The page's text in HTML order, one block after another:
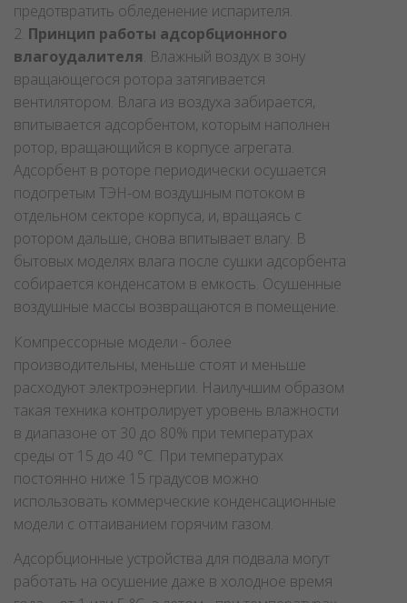
предотвратить обледенение испарителя.
2. Принцип работы адсорбционного
влагоудалителя. Влажный воздух в зону
вращающегося ротора затягивается
вентилятором. Влага из воздуха забирается,
впитывается адсорбентом, которым наполнен
ротор, вращающийся в корпусе агрегата.
Адсорбент в роторе периодически осушается
подогретым ТЭН-ом воздушным потоком в
отдельном секторе корпуса, и, вращаясь с
ротором дальше, снова впитывает влагу. В
бытовых моделях влага после сушки адсорбента
собирается конденсатом в емкость. Осушенные
воздушные массы возвращаются в помещение.
Компрессорные модели - более
производительны, меньше стоят и меньше
расходуют электроэнергии. Наилучшим образом
такая техника контролирует уровень влажности
в диапазоне от 30 до 80% при температурах
среды от 15 до 40 °C. При температурах
постоянно ниже 15 градусов можно
использовать коммерческие конденсационные
модели с оттаиванием горячим газом.
Адсорбционные устройства для подвала могут
работать на осушение даже в холодное время